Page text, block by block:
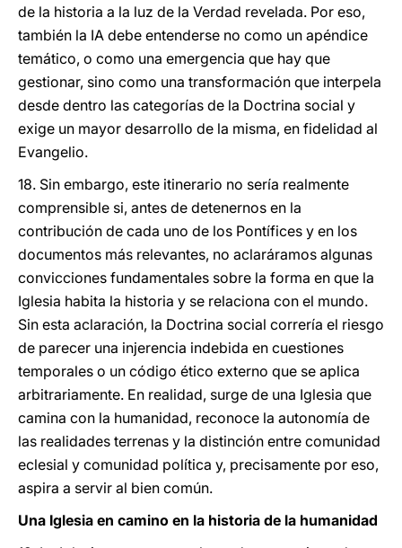
de la historia a la luz de la Verdad revelada. Por eso,
también la IA debe entenderse no como un apéndice
temático, o como una emergencia que hay que
gestionar, sino como una transformación que interpela
desde dentro las categorías de la Doctrina social y
exige un mayor desarrollo de la misma, en fidelidad al
Evangelio.
18. Sin embargo, este itinerario no sería realmente
comprensible si, antes de detenernos en la
contribución de cada uno de los Pontífices y en los
documentos más relevantes, no aclaráramos algunas
convicciones fundamentales sobre la forma en que la
Iglesia habita la historia y se relaciona con el mundo.
Sin esta aclaración, la Doctrina social correría el riesgo
de parecer una injerencia indebida en cuestiones
temporales o un código ético externo que se aplica
arbitrariamente. En realidad, surge de una Iglesia que
camina con la humanidad, reconoce la autonomía de
las realidades terrenas y la distinción entre comunidad
eclesial y comunidad política y, precisamente por eso,
aspira a servir al bien común.
Una Iglesia en camino en la historia de la humanidad